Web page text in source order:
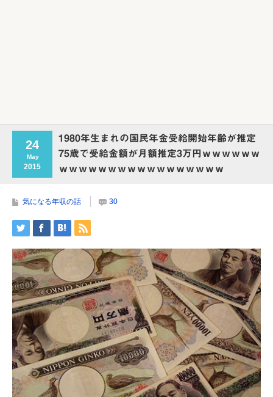
24
May
2015
1980年生まれの国民年金受給開始年齢が推定
75歳で受給金額が月額推定3万円ｗｗｗｗｗｗ
ｗｗｗｗｗｗｗｗｗｗｗｗｗｗｗｗｗ
気になる年収の話 30